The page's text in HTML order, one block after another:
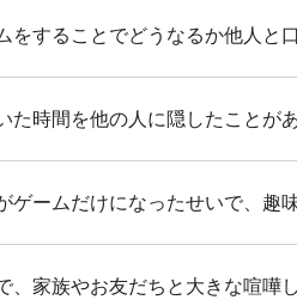
をすることでどうなるか他人と
た時間を他の人に隠したことが
ゲームだけになったせいで、
、家族やお友だちと大きな喧嘩